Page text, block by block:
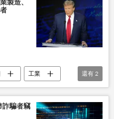
製造、
工業
還有 2
詐騙者竊